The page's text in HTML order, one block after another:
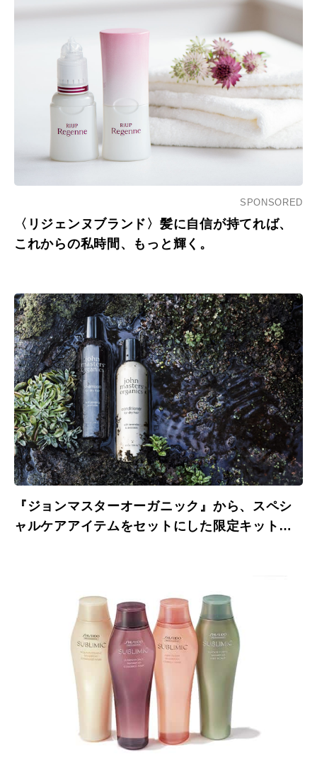
SPONSORED
〈リジェンヌブランド〉髪に自信が持てれば、
これからの私時間、もっと輝く。
『ジョンマスターオーガニック』から、スペシ
ャルケアアイテムをセットにした限定キットが